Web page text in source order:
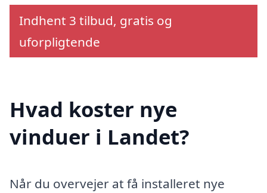
Indhent 3 tilbud, gratis og
uforpligtende
Hvad koster nye
vinduer i Landet?
Når du overvejer at få installeret nye